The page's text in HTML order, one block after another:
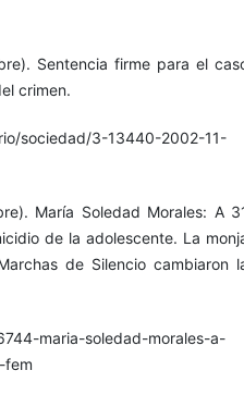
Sentencia firme para el
crimen.
sociedad/3-13440-2002-11-
María Soledad Morales: A
de la adolescente. La
de Silencio cambiaron
maria-soledad-morales-a-
fem